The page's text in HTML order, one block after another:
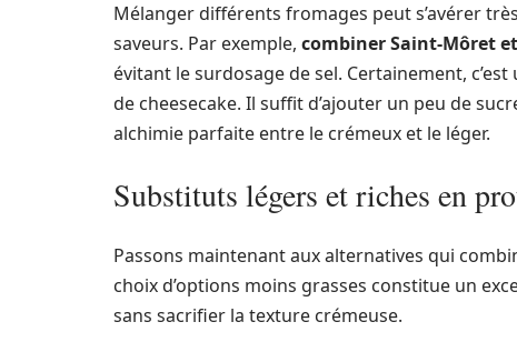
Mélanger différents fromages peut s’avérer
saveurs. Par exemple, combiner Saint-Môret
évitant le surdosage de sel. Certainement,
de cheesecake. Il suffit d’ajouter un peu de
alchimie parfaite entre le crémeux et le léger.
Substituts légers et riches en
Passons maintenant aux alternatives qui
choix d’options moins grasses constitue un
sans sacrifier la texture crémeuse.